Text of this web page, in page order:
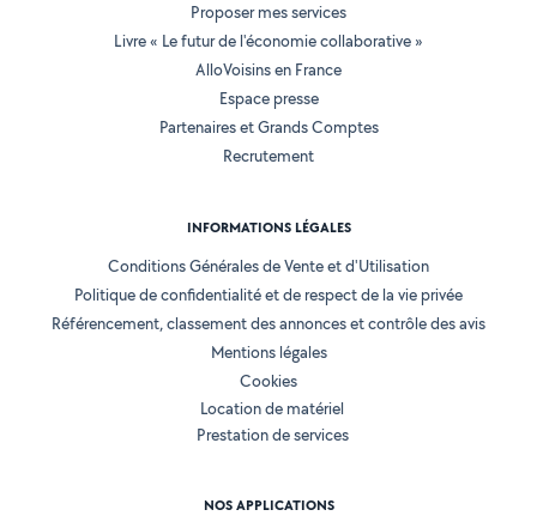
Proposer mes services
Livre « Le futur de l'économie collaborative »
AlloVoisins en France
Espace presse
Partenaires et Grands Comptes
Recrutement
INFORMATIONS LÉGALES
Conditions Générales de Vente et d'Utilisation
Politique de confidentialité et de respect de la vie privée
Référencement, classement des annonces et contrôle des avis
Mentions légales
Cookies
Location de matériel
Prestation de services
NOS APPLICATIONS